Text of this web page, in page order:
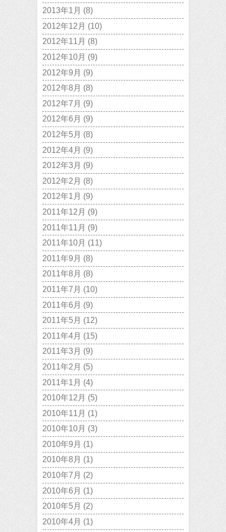
2013年1月 (8)
2012年12月 (10)
2012年11月 (8)
2012年10月 (9)
2012年9月 (9)
2012年8月 (8)
2012年7月 (9)
2012年6月 (9)
2012年5月 (8)
2012年4月 (9)
2012年3月 (9)
2012年2月 (8)
2012年1月 (9)
2011年12月 (9)
2011年11月 (9)
2011年10月 (11)
2011年9月 (8)
2011年8月 (8)
2011年7月 (10)
2011年6月 (9)
2011年5月 (12)
2011年4月 (15)
2011年3月 (9)
2011年2月 (5)
2011年1月 (4)
2010年12月 (5)
2010年11月 (1)
2010年10月 (3)
2010年9月 (1)
2010年8月 (1)
2010年7月 (2)
2010年6月 (1)
2010年5月 (2)
2010年4月 (1)